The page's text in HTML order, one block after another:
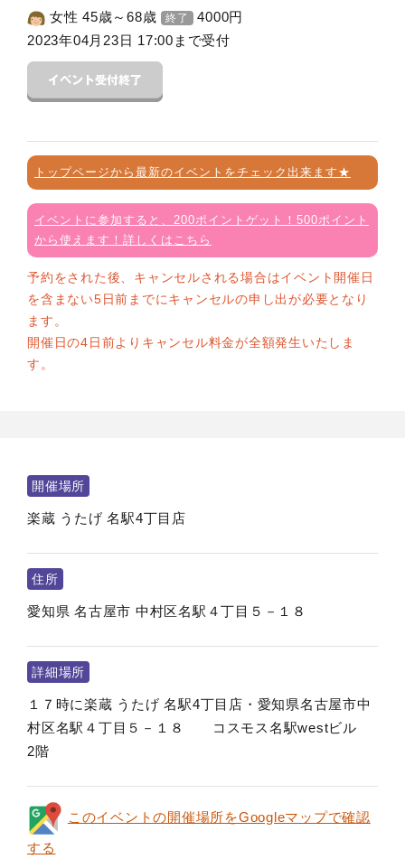
女性 45歳～68歳 終了 4000円
2023年04月23日 17:00まで受付
トップページから最新のイベントをチェック出来ます★
イベントに参加すると、200ポイントゲット！500ポイント
から使えます！詳しくはこちら
予約をされた後、キャンセルされる場合はイベント開催日
を含まない5日前までにキャンセルの申し出が必要となり
ます。
開催日の4日前よりキャンセル料金が全額発生いたしま
す。
開催場所
楽蔵 うたげ 名駅4丁目店
住所
愛知県 名古屋市 中村区名駅４丁目５－１８
詳細場所
１７時に楽蔵 うたげ 名駅4丁目店・愛知県名古屋市中
村区名駅４丁目５－１８ コスモス名駅westビル
2階
このイベントの開催場所をGoogleマップで確認
する